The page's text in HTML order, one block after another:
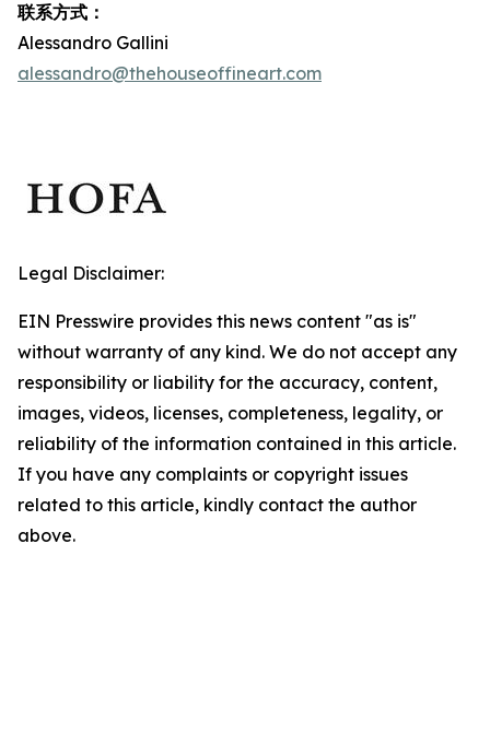
联系方式：
Alessandro Gallini
alessandro@thehouseoffineart.com
Legal Disclaimer:
EIN Presswire provides this news content "as is"
without warranty of any kind. We do not accept any
responsibility or liability for the accuracy, content,
images, videos, licenses, completeness, legality, or
reliability of the information contained in this article.
If you have any complaints or copyright issues
related to this article, kindly contact the author
above.